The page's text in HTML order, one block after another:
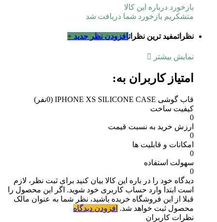
بازخورد درباره این کالا
متشکریم بازخورد شما دریافت شد
نظراتمفید ترین نظراتافزودن نظر جدید +
نمایش بیشتر
امتیاز کاربران به:
قاب گوشی IPHONE XS SILICONE CASE
(0نفر)
کیفیت ساخت
0
ارزش خرید به نسبت قیمت
0
امکانات و قابلیت ها
0
سهولت استفاده
0
دیدگاه خود را در باره این کالا بیان کنید برای ثبت نظر، لازم
است ابتدا وارد حساب کاربری خود شوید. اگر این محصول را
قبلا از این فروشگاه خریده باشید، نظر شما به عنوان مالک
محصول ثبت خواهد شد. افزودن دیدگاه
نظرات کاربران